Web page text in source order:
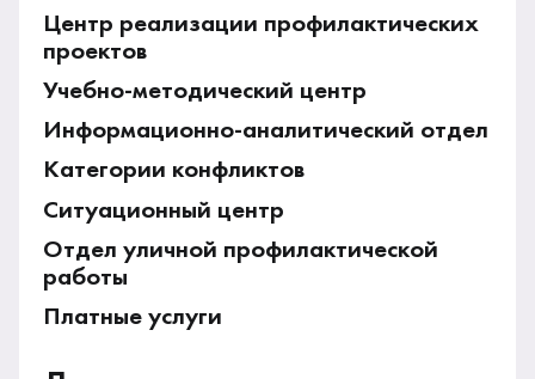
Центр реализации профилактических
проектов
Учебно-методический центр
Информационно-аналитический отдел
Категории конфликтов
Ситуационный центр
Отдел уличной профилактической
работы
Платные услуги